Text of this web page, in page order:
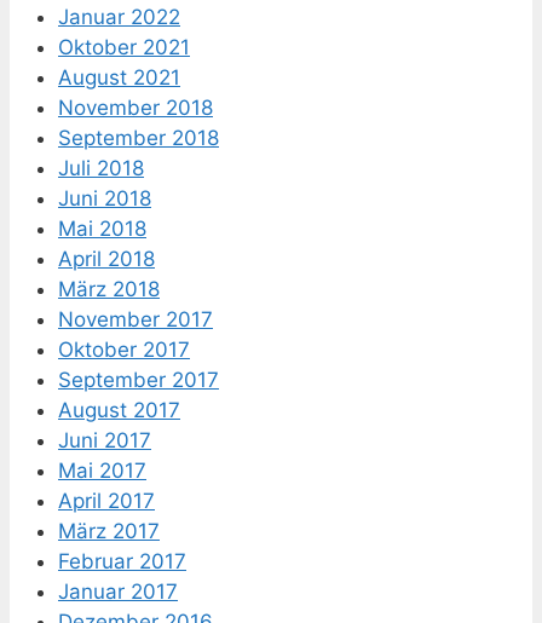
Januar 2022
Oktober 2021
August 2021
November 2018
September 2018
Juli 2018
Juni 2018
Mai 2018
April 2018
März 2018
November 2017
Oktober 2017
September 2017
August 2017
Juni 2017
Mai 2017
April 2017
März 2017
Februar 2017
Januar 2017